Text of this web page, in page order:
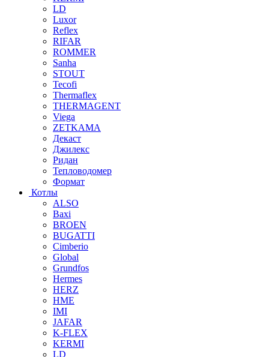
LD
Luxor
Reflex
RIFAR
ROMMER
Sanha
STOUT
Tecofi
Thermaflex
THERMAGENT
Viega
ZETKAMA
Декаст
Джилекс
Ридан
Тепловодомер
Формат
Котлы
ALSO
Baxi
BROEN
BUGATTI
Cimberio
Global
Grundfos
Hermes
HERZ
HME
IMI
JAFAR
K-FLEX
KERMI
LD